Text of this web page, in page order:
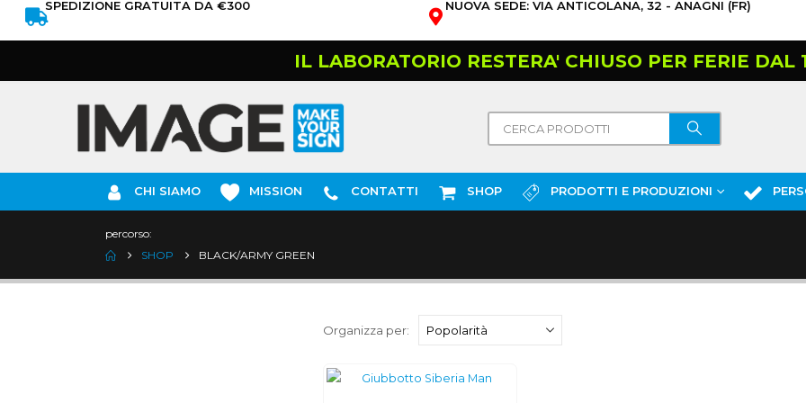
SPEDIZIONE GRATUITA DA €300 NUOVA SEDE: VIA ANTICOLANA, 32 - ANAGNI (FR)
IL LABORATORIO RESTERA' CHIUSO PER FERIE DAL
CHI SIAMO MISSION CONTATTI SHOP PRODOTTI E PRODUZIONI
percorso:
SHOP
BLACK/ARMY GREEN
Organizza per: